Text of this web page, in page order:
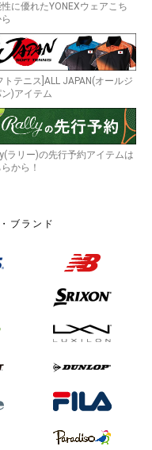
に優れたYONEXウェアこち
トテニス]ALL JAPAN(オールジ
ン)アイテム
ラリー)の先行予約アイテムは
から！
ブランド